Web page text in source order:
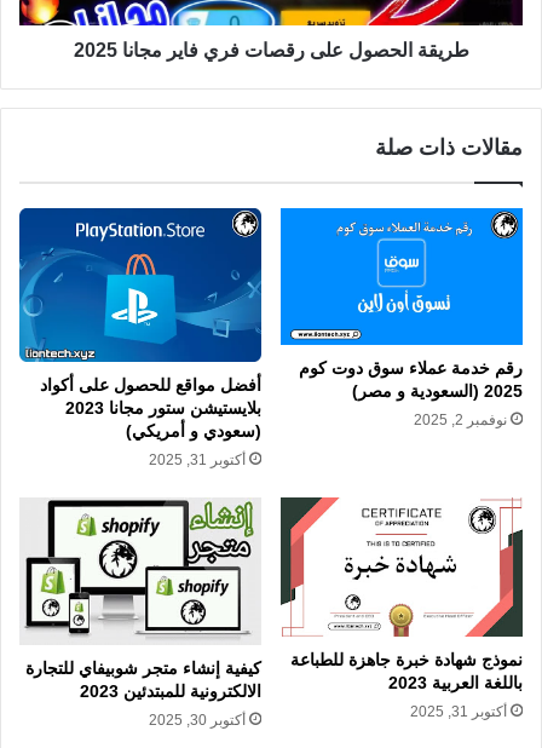
طريقة الحصول على رقصات فري فاير مجانا 2025
مقالات ذات صلة
رقم خدمة عملاء سوق دوت كوم
2025 (السعودية و مصر)
نوفمبر 2, 2025
أفضل مواقع للحصول على أكواد
بلايستيشن ستور مجانا 2023
(سعودي و أمريكي)
أكتوبر 31, 2025
نموذج شهادة خبرة جاهزة للطباعة
باللغة العربية 2023
أكتوبر 31, 2025
كيفية إنشاء متجر شوبيفاي للتجارة
الالكترونية للمبتدئين 2023
أكتوبر 30, 2025